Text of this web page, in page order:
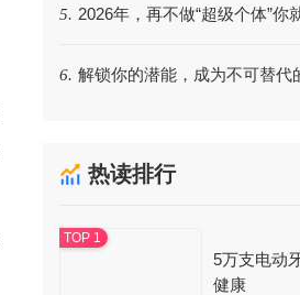
5. 2026年，再不做“超级个体”你
6. 解锁你的潜能，成为不可替代
热读排行
5万支电动
健康